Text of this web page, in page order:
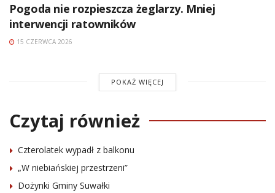
Pogoda nie rozpieszcza żeglarzy. Mniej
interwencji ratowników
15 CZERWCA 2026
POKAŻ WIĘCEJ
Czytaj również
Czterolatek wypadł z balkonu
„W niebiańskiej przestrzeni”
Dożynki Gminy Suwałki